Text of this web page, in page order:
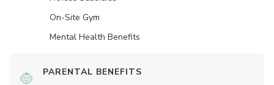
On-Site Gym
Mental Health Benefits
PARENTAL BENEFITS